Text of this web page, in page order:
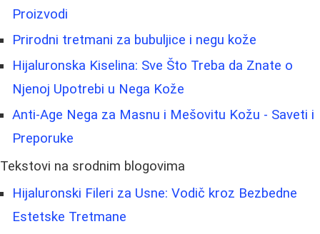
Proizvodi
Prirodni tretmani za bubuljice i negu kože
Hijaluronska Kiselina: Sve Što Treba da Znate o
Njenoj Upotrebi u Nega Kože
Anti-Age Nega za Masnu i Mešovitu Kožu - Saveti i
Preporuke
Tekstovi na srodnim blogovima
Hijaluronski Fileri za Usne: Vodič kroz Bezbedne
Estetske Tretmane